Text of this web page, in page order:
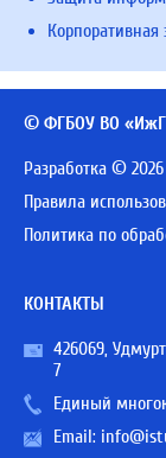
Корпоративная
© ФГБОУ ВО
Разработка ©
Правила
Политика по
КОНТАКТЫ
426069,
7
Единый
Email: